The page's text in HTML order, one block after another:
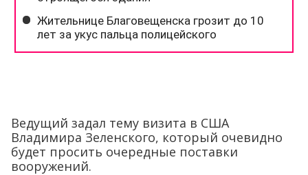
Ведущий задал тему визита в США
Владимира Зеленского, который очевидно
будет просить очередные поставки
вооружений.